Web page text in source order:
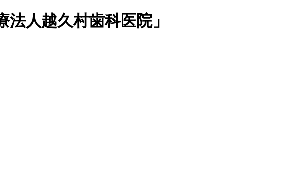
人越久村歯科医院」